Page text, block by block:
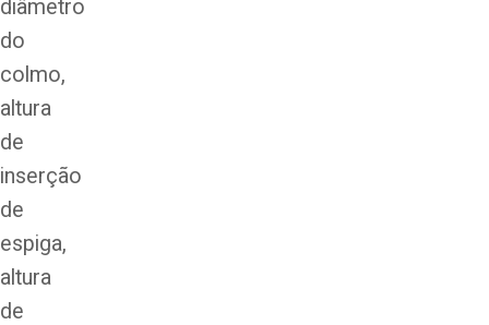
diâmetro
do
colmo,
altura
de
inserção
de
espiga,
altura
de